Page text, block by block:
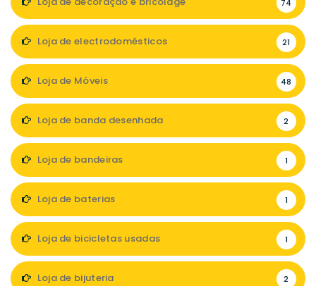
74
Loja de electrodomésticos 21
Loja de Móveis 48
Loja de banda desenhada 2
Loja de bandeiras 1
Loja de baterias 1
Loja de bicicletas usadas 1
Loja de bijuteria 2